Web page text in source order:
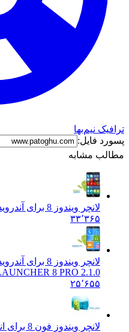
ترافیک نیم‌بها
پسورد فایل:
مطالب مشابه
لانچر ویندوز 8 برای آندروید - 8
۳۳٬۳۶۵
لانچر ویندوز 8 برای آندروید LAUNCHER 8 PRO
LAUNCHER 8 PRO 2.1.0
۲۵٬۶۵۵
لانچر ویندوز فون 8 برای اندروید 8